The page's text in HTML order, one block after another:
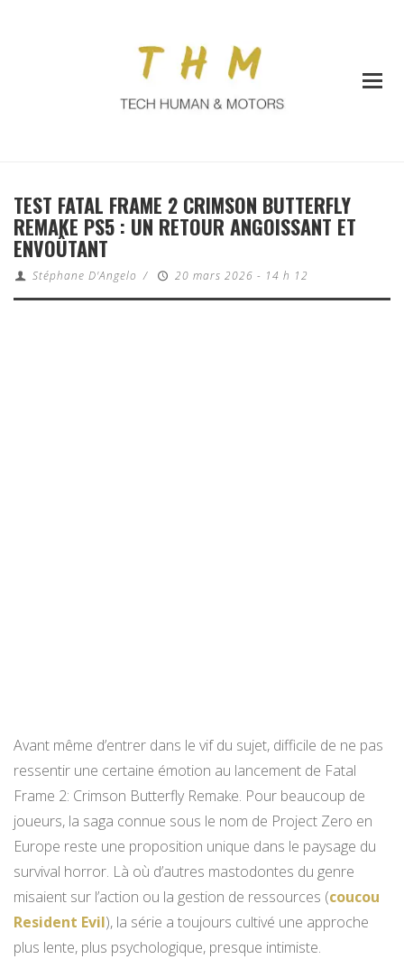
TEST FATAL FRAME 2 CRIMSON BUTTERFLY
REMAKE PS5 : UN RETOUR ANGOISSANT ET
ENVOÛTANT
Stéphane D'Angelo / 20 mars 2026 - 14 h 12
Avant même d’entrer dans le vif du sujet, difficile de ne pas
ressentir une certaine émotion au lancement de Fatal
Frame 2: Crimson Butterfly Remake. Pour beaucoup de
joueurs, la saga connue sous le nom de Project Zero en
Europe reste une proposition unique dans le paysage du
survival horror. Là où d’autres mastodontes du genre
misaient sur l’action ou la gestion de ressources (coucou
Resident Evil), la série a toujours cultivé une approche
plus lente, plus psychologique, presque intimiste.